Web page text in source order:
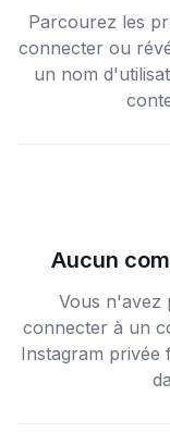
Parcourez les
connecter ou
un nom
Aucun
Vous n'avez
connecter à un
Instagram privée